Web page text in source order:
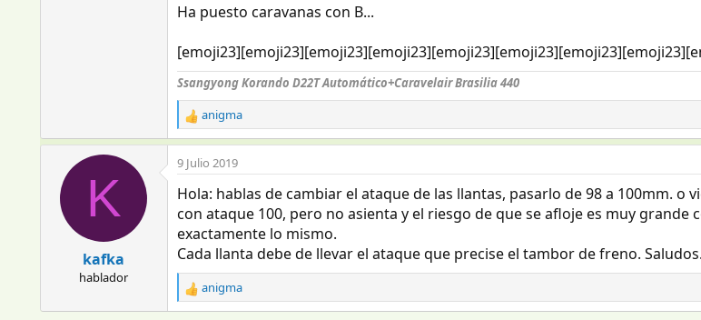
Ha puesto caravanas con B...
Ssangyong Korando D22T Automático+Caravelair Brasilia 440
R
e
c
c
i
o
n
e
s
anigma
K
kafka
hablador
9 Julio 2019
Hola: hablas de cambiar el ataque de las llantas, pasarlo de 98 a 100mm.
con ataque 100, pero no asienta y el riesgo de que se afloje es muy grande
exactamente lo mismo.
Cada llanta debe de llevar el ataque que precise el tambor de freno. Saludos.
R
e
anigma